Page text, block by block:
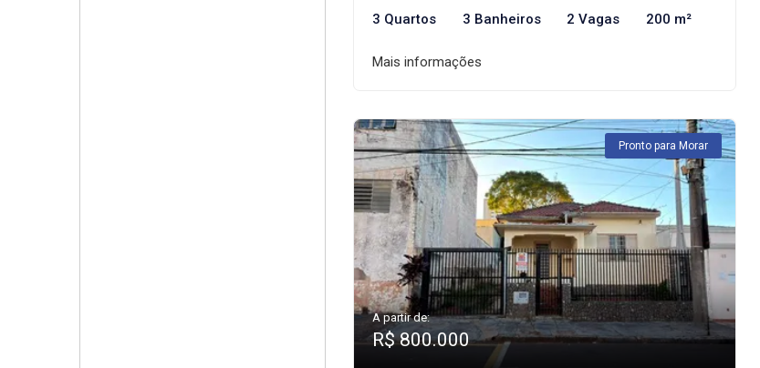
3 Quartos 3 Banheiros 2 Vagas 200 m²
Mais informações
Pronto para Morar
A partir de:
R$ 800.000